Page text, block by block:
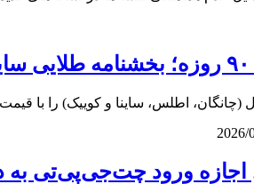
2026/
اجازه ورود چت‌جی‌پی‌تی به